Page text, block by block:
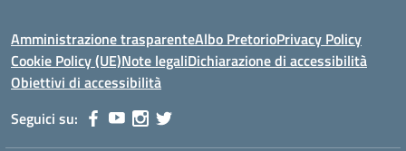
Amministrazione trasparenteAlbo PretorioPrivacy Policy
Cookie Policy (UE)Note legaliDichiarazione di accessibilità
Obiettivi di accessibilità
Seguici su: